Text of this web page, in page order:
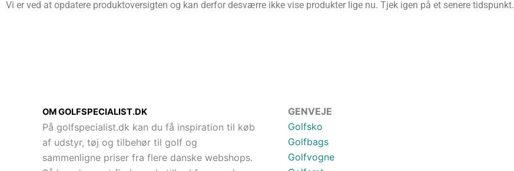
Vi er ved at opdatere produktoversigten og kan derfor desværre ikke vise produkter lige nu. Tjek igen på et senere tidspunkt.
OM GOLFSPECIALIST.DK
På golfspecialist.dk kan du få inspiration til køb
af udstyr, tøj og tilbehør til golf og
sammenligne priser fra flere danske webshops.
GENVEJE
Golfsko
Golfbags
Golfvogne